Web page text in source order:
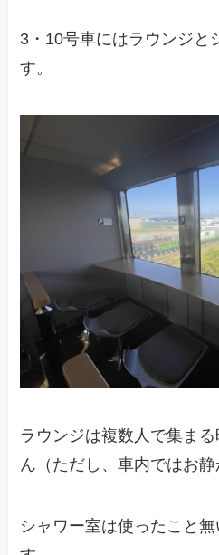
3・10号車にはラウンジと
す。
ラウンジは複数人で集ま
ん（ただし、車内ではお静
シャワー室は使ったこと